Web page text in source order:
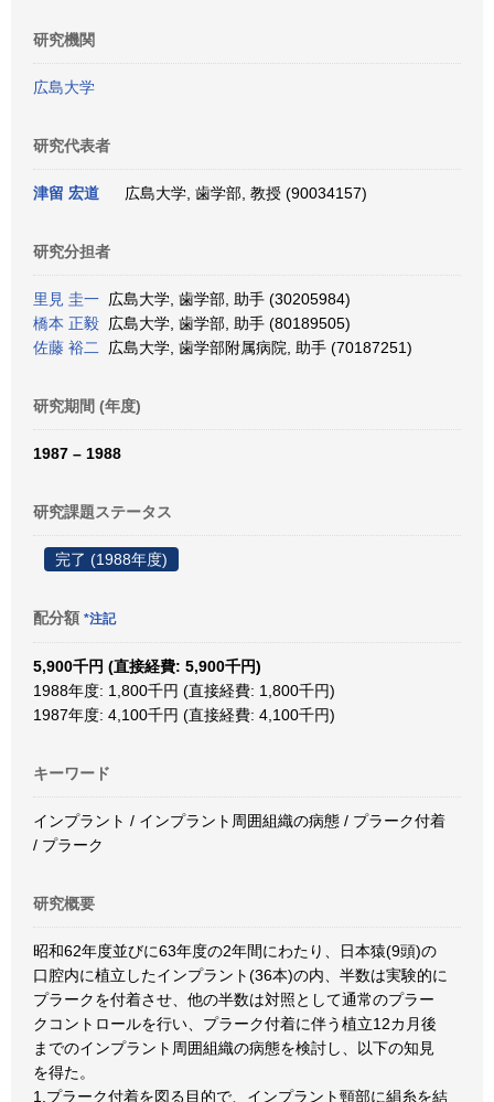
研究機関
広島大学
研究代表者
津留 宏道 広島大学, 歯学部, 教授 (90034157)
研究分担者
里見 圭一 広島大学, 歯学部, 助手 (30205984)
橋本 正毅 広島大学, 歯学部, 助手 (80189505)
佐藤 裕二
広島大学, 歯学部附属病院, 助手 (70187251)
研究期間 (年度)
1987 – 1988
研究課題ステータス
完了 (1988年度)
配分額 *注記
5,900千円 (直接経費: 5,900千円)
1988年度: 1,800千円 (直接経費: 1,800千円)
1987年度: 4,100千円 (直接経費: 4,100千円)
キーワード
インプラント / インプラント周囲組織の病態 / プラーク付着
/ プラーク
研究概要
昭和62年度並びに63年度の2年間にわたり、日本猿(9頭)の
口腔内に植立したインプラント(36本)の内、半数は実験的に
プラークを付着させ、他の半数は対照として通常のプラー
クコントロールを行い、プラーク付着に伴う植立12カ月後
までのインプラント周囲組織の病態を検討し、以下の知見
を得た。
1.プラーク付着を図る目的で、インプラント頸部に絹糸を結